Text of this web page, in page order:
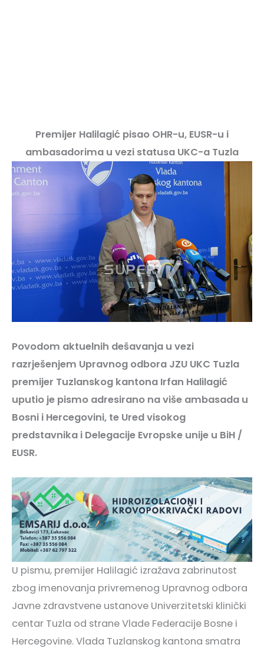
Premijer Halilagić pisao OHR-u, EUSR-u i
ambasadorima u vezi statusa UKC-a Tuzla
Povodom aktuelnih dešavanja u vezi
razrješenjem Upravnog odbora JZU UKC Tuzla
premijer Tuzlanskog kantona Irfan Halilagić
uputio je pismo adresirano na više ambasada u
Bosni i Hercegovini, te Ured visokog
predstavnika i Delegacije Evropske unije u BiH /
EUSR.
U pismu, premijer Halilagić izražava zabrinutost
zbog imenovanja privremenog Upravnog odbora
Javne zdravstvene ustanove Univerzitetski klinički
centar Tuzla od strane Vlade Federacije Bosne i
Hercegovine. Vlada Tuzlanskog kantona smatra